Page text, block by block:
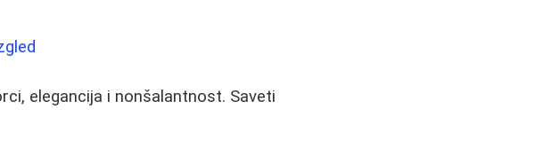
elegancija i nonšalantnost. Saveti